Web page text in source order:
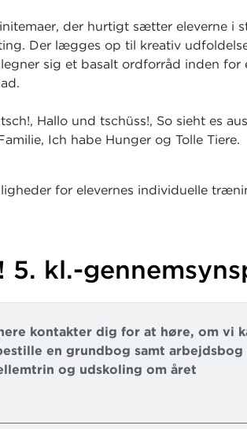
der hurtigt sætter eleverne i
Der lægges op til kreativ
sig et basalt ordforråd inden for
Hallo und tschüss!, So sieht es
Ich habe Hunger og Tolle Tiere.
for elevernes individuelle
mulighed for at vurdere, hvorvidt
5. kl.-
kontakter dig for at høre, om vi
en grundbog samt
og udskoling om året